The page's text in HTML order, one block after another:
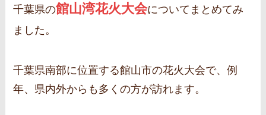
千葉県の館山湾花火大会についてまとめてみ
ました。
千葉県南部に位置する館山市の花火大会で、例
年、県内外からも多くの方が訪れます。